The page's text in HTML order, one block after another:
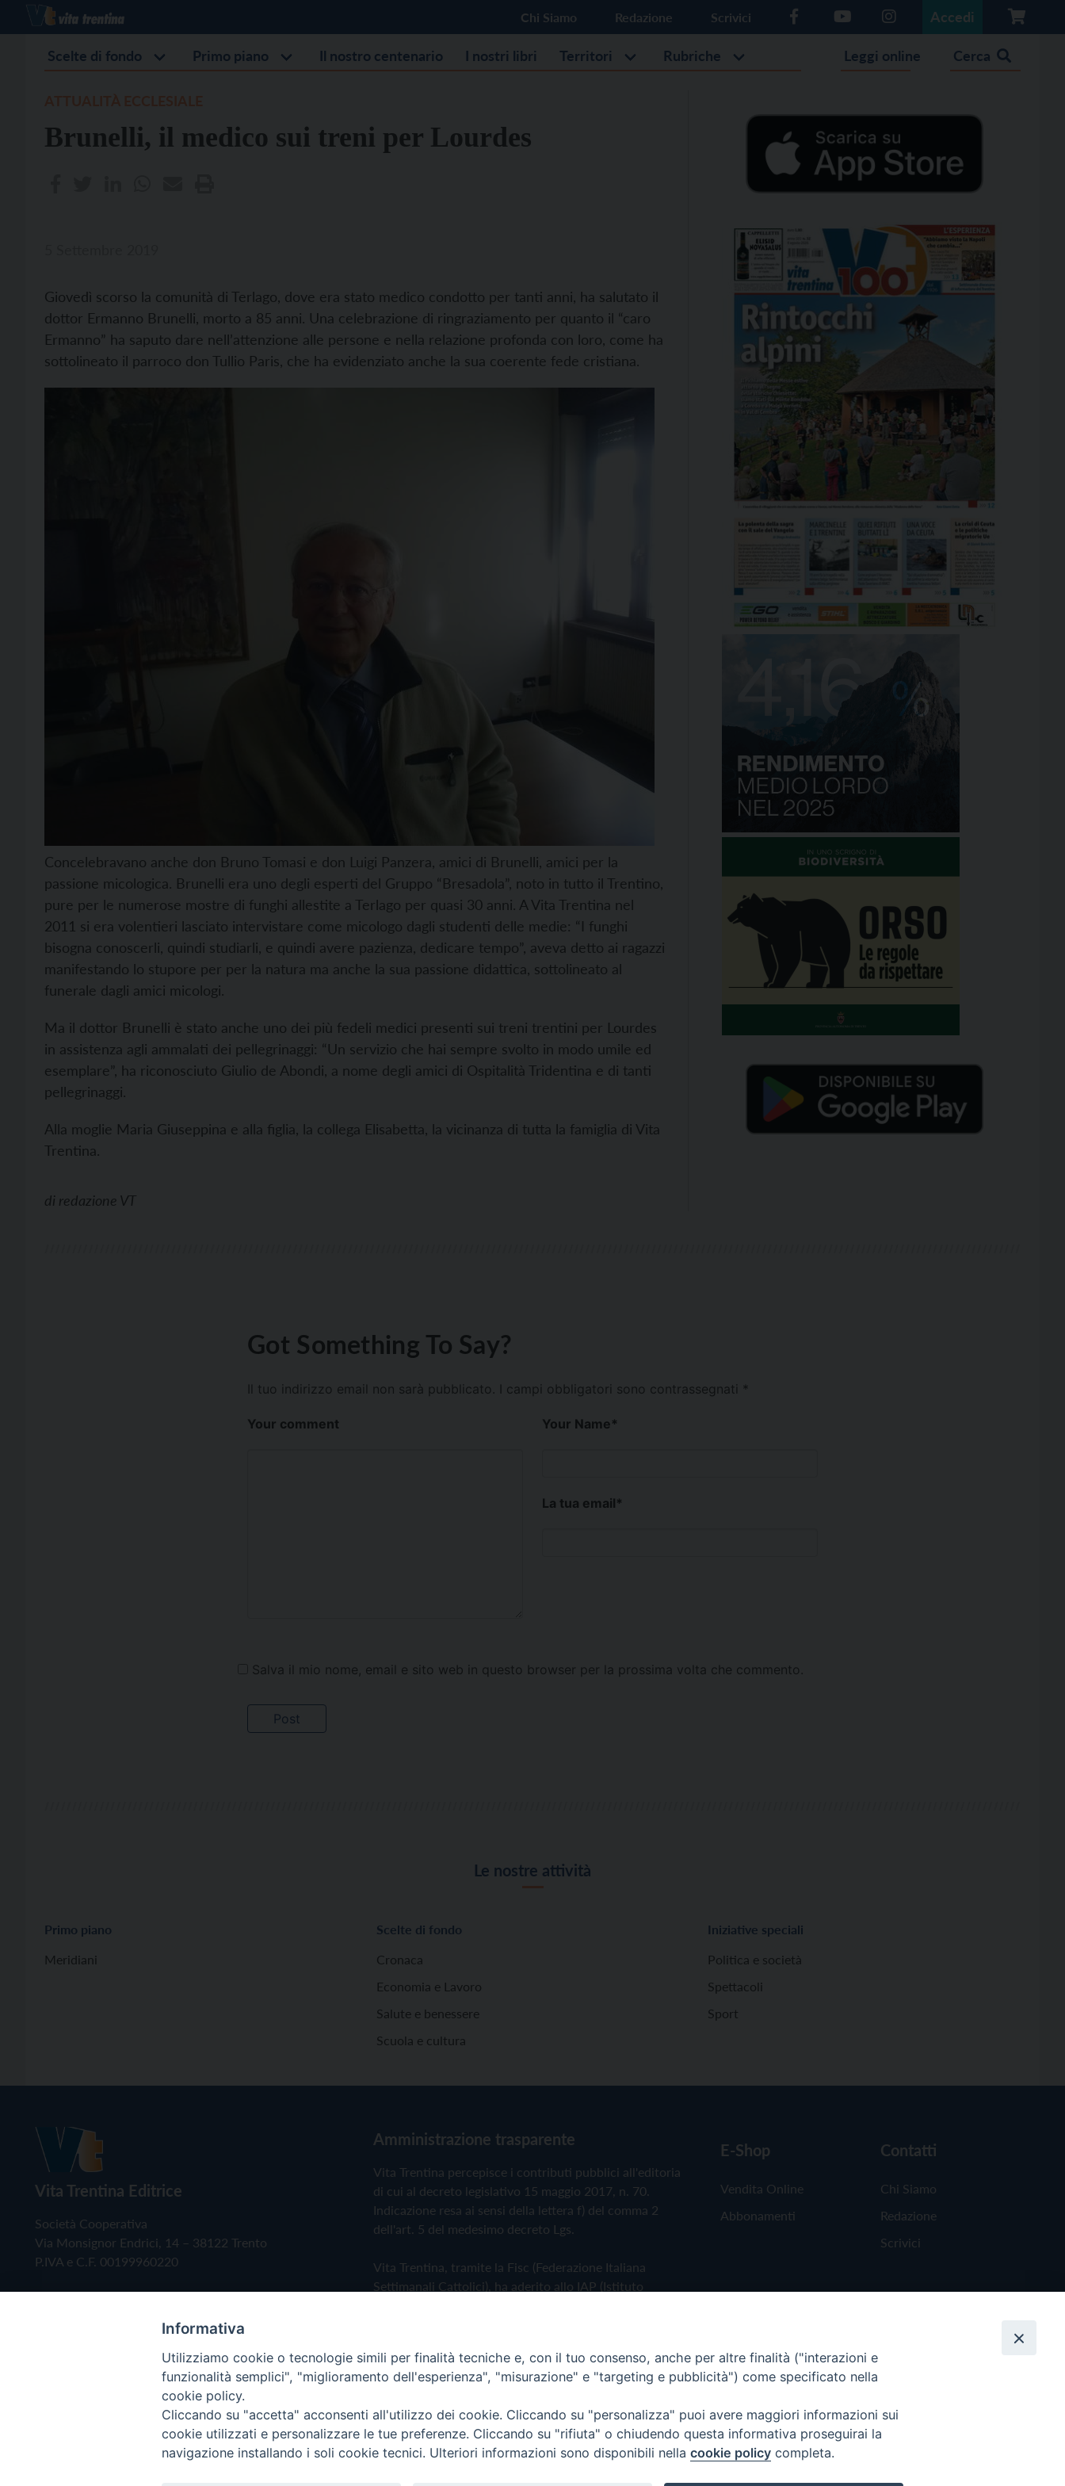
Chi Siamo Redazione Scrivici Accedi
Scelte di fondo Primo piano Il nostro centenario I nostri libri Territori Rubriche Leggi online Cerca
Brunelli, il medico sui treni per Lourdes
Giovedì scorso la comunità di Terlago, dove era stato medico condotto per tanti anni, ha salutato il
dottor Ermanno Brunelli, morto a 85 anni. Una celebrazione di ringraziamento per quanto il “caro
Ermanno” ha saputo dare nell’attenzione alle persone e nella relazione profonda con loro, come ha
sottolineato il parroco don Tullio Paris, che ha evidenziato anche la sua coerente fede cristiana.
Concelebravano anche don Bruno Tomasi e don Luigi Panzera, amici di Brunelli, amici per la
passione micologica. Brunelli era uno degli esperti del Gruppo “Bresadola”, noto in tutto il Trentino,
pure per le numerose mostre di funghi allestite a Terlago per quasi 30 anni. A Vita Trentina nel
2011 si era volentieri lasciato intervistare come micologo dagli studenti delle medie: “I funghi
bisogna conoscerli, quindi studiarli, e quindi avere pazienza, dedicare tempo”, aveva detto ai ragazzi
manifestando lo stupore per per la natura ma anche la sua passione didattica, sottolineato al
funerale dagli amici micologi.
Ma il dottor Brunelli è stato anche uno dei più fedeli medici presenti sui treni trentini per Lourdes
in assistenza agli ammalati dei pellegrinaggi: “Un servizio che hai sempre svolto in modo umile ed
esemplare”, ha riconosciuto Giulio de Abondi, a nome degli amici di Ospitalità Tridentina e di tanti
pellegrinaggi.
Alla moglie Maria Giuseppina e alla figlia, la collega Elisabetta, la vicinanza di tutta la famiglia di Vita
Trentina.
di redazione VT
Got Something To Say?
Il tuo indirizzo email non sarà pubblicato. I campi obbligatori sono contrassegnati *
Your comment Your Name*
La tua email*
Salva il mio nome, email e sito web in questo browser per la prossima volta che commento.
Le nostre attività
Primo piano
Meridiani
Scelte di fondo
Cronaca
Economia e Lavoro
Salute e benessere
Scuola e cultura
Iniziative speciali
Politica e società
Spettacoli
Sport
Vita Trentina Editrice
Società Cooperativa
Via Monsignor Endrici, 14 – 38122 Trento
P.IVA e C.F. 00199960220
Amministrazione trasparente
Vita Trentina percepisce i contributi pubblici all'editoria
di cui al decreto legislativo 15 maggio 2017, n. 70.
Indicazione resa ai sensi della lettera f) del comma 2
dell'art. 5 del medesimo decreto Lgs.
Vita Trentina, tramite la Fisc (Federazione Italiana
Settimanali Cattolici), ha aderito allo IAP (Istituto
Privacy Policy Cookie Policy
E-Shop
Vendita Online
Abbonamenti
Contatti
Chi Siamo
Redazione
Scrivici
Copyright © 2019 - Tutti i diritti riservati - Vita Trentina Editrice
Informativa
Utilizziamo cookie o tecnologie simili per finalità tecniche e, con il tuo consenso, anche per altre finalità ("interazioni e
funzionalità semplici", "miglioramento dell'esperienza", "misurazione" e "targeting e pubblicità") come specificato nella
cookie policy.
Cliccando su "accetta" acconsenti all'utilizzo dei cookie. Cliccando su "personalizza" puoi avere maggiori informazioni sui
cookie utilizzati e personalizzare le tue preferenze. Cliccando su "rifiuta" o chiudendo questa informativa proseguirai la
navigazione installando i soli cookie tecnici. Ulteriori informazioni sono disponibili nella cookie policy completa.